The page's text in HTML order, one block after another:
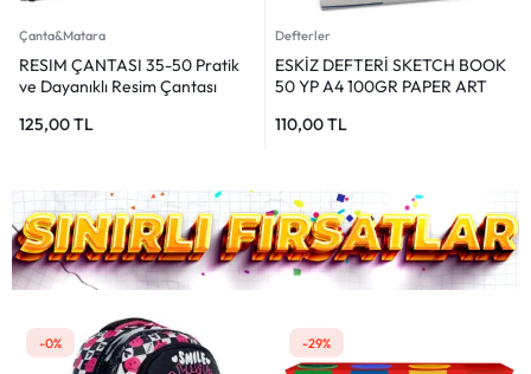
Çanta&Matara
RESIM ÇANTASI 35-50 Pratik
ve Dayanıklı Resim Çantası
125,00TL
Defterler
ESKİZ DEFTERİ SKETCH BOOK
50 YP A4 100GR PAPER ART
110,00TL
-0% -29%